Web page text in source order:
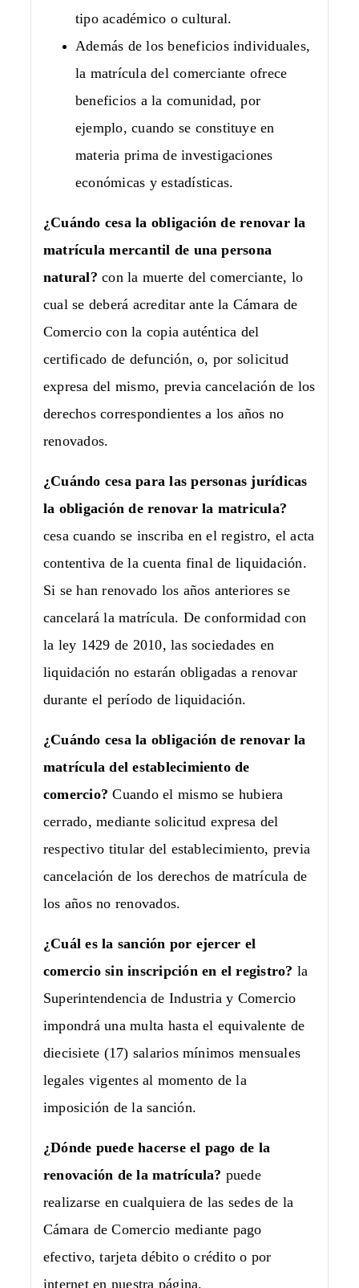
tipo académico o cultural.
Además de los beneficios individuales,
la matrícula del comerciante ofrece
beneficios a la comunidad, por
ejemplo, cuando se constituye en
materia prima de investigaciones
económicas y estadísticas.
¿Cuándo cesa la obligación de renovar la
matrícula mercantil de una persona
natural? con la muerte del comerciante, lo
cual se deberá acreditar ante la Cámara de
Comercio con la copia auténtica del
certificado de defunción, o, por solicitud
expresa del mismo, previa cancelación de los
derechos correspondientes a los años no
renovados.
¿Cuándo cesa para las personas jurídicas
la obligación de renovar la matricula?
cesa cuando se inscriba en el registro, el acta
contentiva de la cuenta final de liquidación.
Si se han renovado los años anteriores se
cancelará la matrícula. De conformidad con
la ley 1429 de 2010, las sociedades en
liquidación no estarán obligadas a renovar
durante el período de liquidación.
¿Cuándo cesa la obligación de renovar la
matrícula del establecimiento de
comercio? Cuando el mismo se hubiera
cerrado, mediante solicitud expresa del
respectivo titular del establecimiento, previa
cancelación de los derechos de matrícula de
los años no renovados.
¿Cuál es la sanción por ejercer el
comercio sin inscripción en el registro? la
Superintendencia de Industria y Comercio
impondrá una multa hasta el equivalente de
diecisiete (17) salarios mínimos mensuales
legales vigentes al momento de la
imposición de la sanción.
¿Dónde puede hacerse el pago de la
renovación de la matrícula? puede
realizarse en cualquiera de las sedes de la
Cámara de Comercio mediante pago
efectivo, tarjeta débito o crédito o por
internet en nuestra página.